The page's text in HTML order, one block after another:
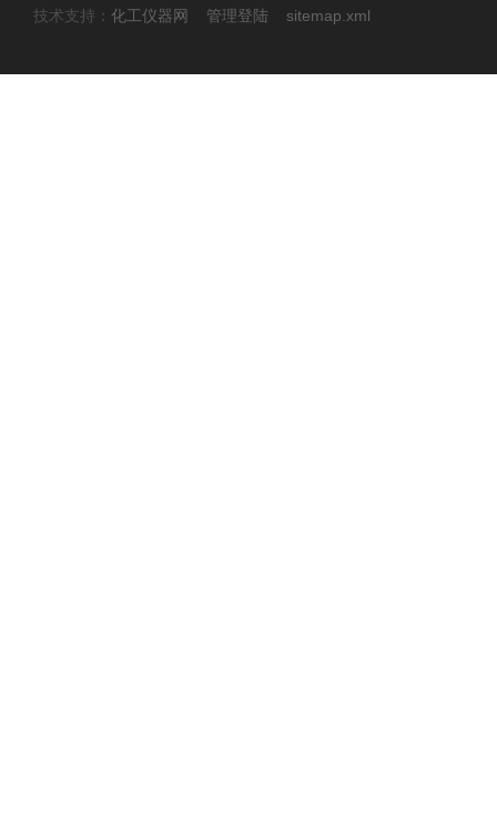
技术支持： 化工仪器网 管理登陆 sitemap.xml